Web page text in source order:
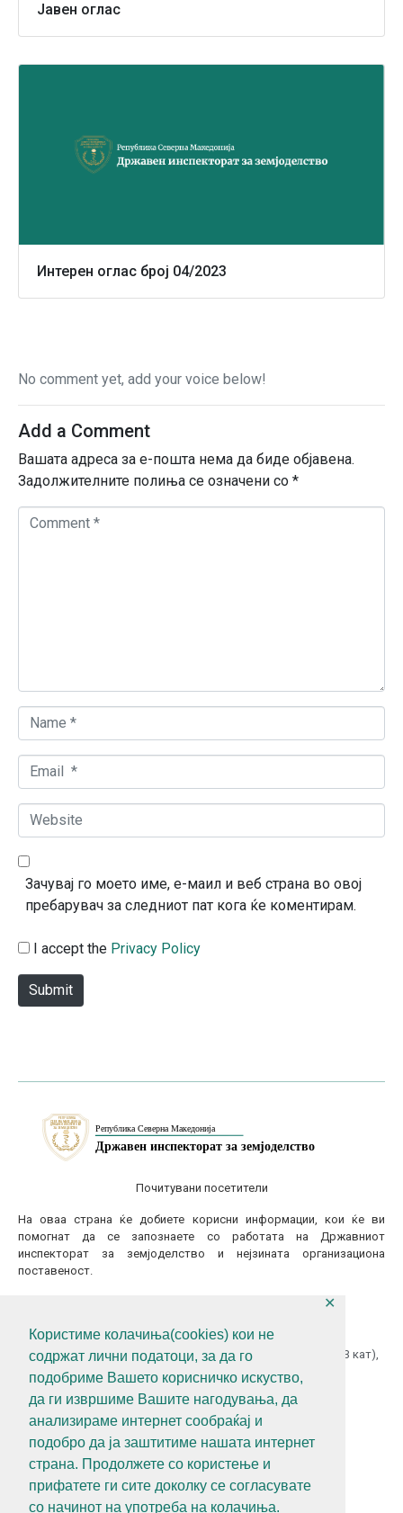
Користиме колачиња(cookies) кои не
содржат лични податоци, за да го
подобриме Вашето корисничко искуство,
да ги извршиме Вашите нагодувања, да
анализираме интернет сообраќај и
подобро да ја заштитиме нашата интернет
страна. Продолжете со користење и
прифатете ги сите доколку се согласувате
со начинот на употреба на колачиња.
✕
Јавен оглас
Интерен оглас број 04/2023
No comment yet, add your voice below!
Add a Comment
Вашата адреса за е-пошта нема да биде објавена.
Задолжителните полиња се означени со *
a
m
*
m
a
*
e
b
e
Зачувај го моето име, е-маил и веб страна во овој
пребарувач за следниот пат кога ќе коментирам.
I accept the Privacy Policy
Submit
Почитувани посетители
На оваа страна ќе добиете корисни информации, кои ќе ви
помогнат да се запознаете со работата на Државниот
инспекторат за земјоделство и нејзината организациона
поставеност.
ул.Гоце Делчев бр.18 (Македонска Радио Телевизија 13 кат),
1000 Скопје, Р.С.Македонија
+389 (0)2 3121 462
+389 (0)2 3121 462
diz@diz.gov.mk
СЛЕДЕТЕ НЕ